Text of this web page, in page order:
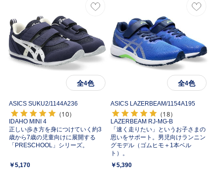
全4色
ASICS SUKU2/1144A236
（10）
IDAHO MINI 4
正しい歩き方を身につけていく約3
歳から7歳の児童向けに展開する
「PRESCHOOL」シリーズ。
￥5,170
全4色
ASICS LAZERBEAM/1154A195
（18）
LAZERBEAM RJ-MG-B
「速く走りたい」というお子さまの
思いをサポート。男児向けランニン
グモデル（ゴムヒモ＋1本ベル
ト）。
￥5,390